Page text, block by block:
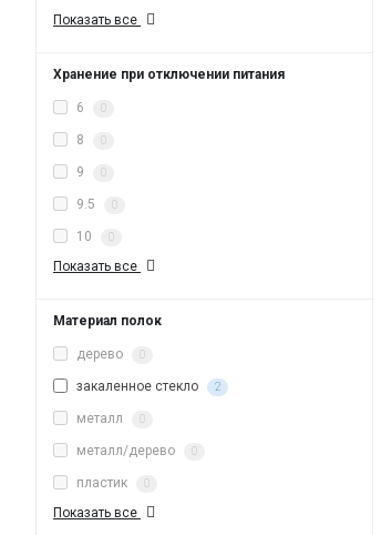
Показать все
Хранение при отключении питания
6 0
8 0
9 0
9.5 0
10 0
Показать все
Материал полок
дерево 0
закаленное стекло 2
металл 0
металл/дерево 0
пластик 0
Показать все